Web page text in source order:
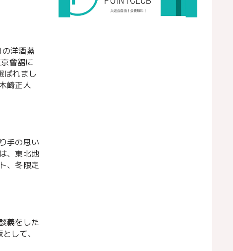
洋酒蒸
會舘に
ばれまし
崎正人
手の思い
、東北地
、冬限定
義をした
して、